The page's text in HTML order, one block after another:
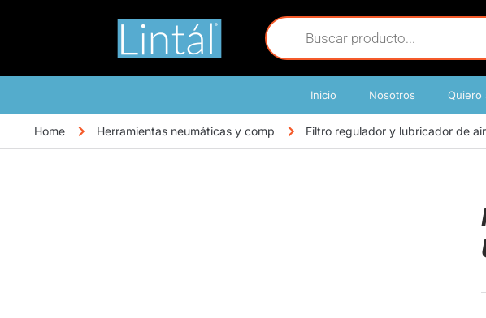
Inicio Nosotros Quiero
Home Herramientas neumáticas y comp Filtro regulador y lubricador de